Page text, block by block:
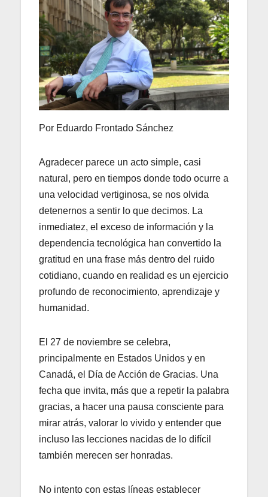
Por Eduardo Frontado Sánchez
Agradecer parece un acto simple, casi
natural, pero en tiempos donde todo ocurre a
una velocidad vertiginosa, se nos olvida
detenernos a sentir lo que decimos. La
inmediatez, el exceso de información y la
dependencia tecnológica han convertido la
gratitud en una frase más dentro del ruido
cotidiano, cuando en realidad es un ejercicio
profundo de reconocimiento, aprendizaje y
humanidad.
El 27 de noviembre se celebra,
principalmente en Estados Unidos y en
Canadá, el Día de Acción de Gracias. Una
fecha que invita, más que a repetir la palabra
gracias, a hacer una pausa consciente para
mirar atrás, valorar lo vivido y entender que
incluso las lecciones nacidas de lo difícil
también merecen ser honradas.
No intento con estas líneas establecer